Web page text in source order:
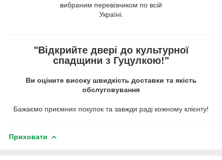
вибраним перевізником по всій
Україні.
"Відкрийте двері до культурної
спадщини з Гуцулкою!"
Ви оціните високу швидкість доставки та якість
обслуговування
Бажаємо приємних покупок та завжди раді кожному клієнту!
Приховати